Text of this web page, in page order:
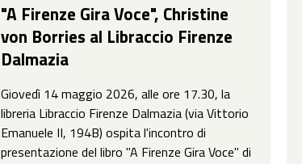
"A Firenze Gira Voce", Christine
von Borries al Libraccio Firenze
Dalmazia
Giovedì 14 maggio 2026, alle ore 17.30, la
libreria Libraccio Firenze Dalmazia (via Vittorio
Emanuele II, 194B) ospita l'incontro di
presentazione del libro "A Firenze Gira Voce" di